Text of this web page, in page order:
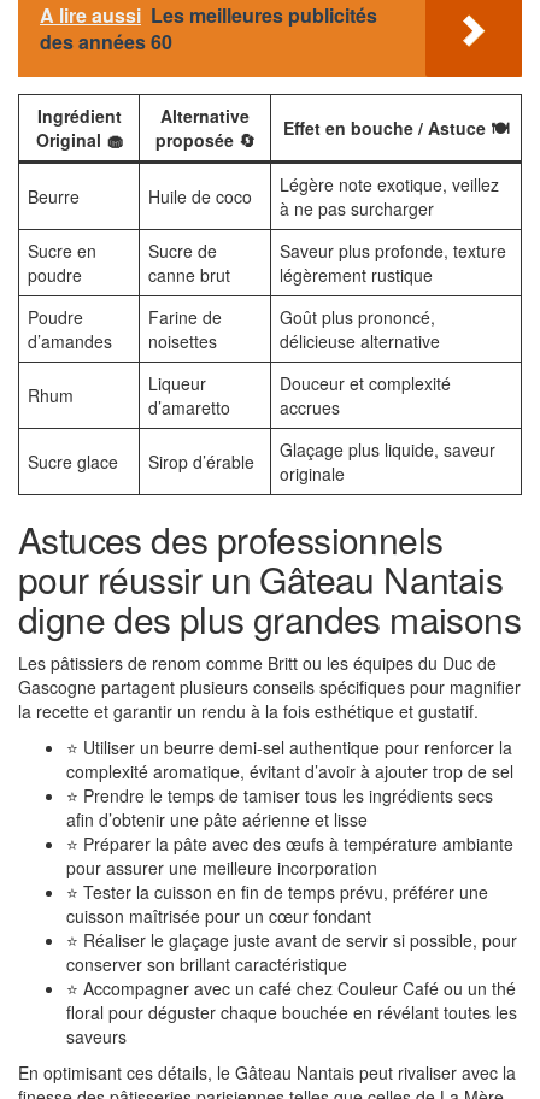
A lire aussi Les meilleures publicités
des années 60
Ingrédient
Original 🧁
Alternative
proposée 🔄
Effet en bouche / Astuce 🍽️
Beurre Huile de coco
Légère note exotique, veillez
à ne pas surcharger
Sucre en
poudre
Sucre de
canne brut
Saveur plus profonde, texture
légèrement rustique
Poudre
d’amandes
Farine de
noisettes
Goût plus prononcé,
délicieuse alternative
Rhum
Liqueur
d’amaretto
Douceur et complexité
accrues
Sucre glace Sirop d’érable
Glaçage plus liquide, saveur
originale
Astuces des professionnels
pour réussir un Gâteau Nantais
digne des plus grandes maisons
Les pâtissiers de renom comme Britt ou les équipes du Duc de
Gascogne partagent plusieurs conseils spécifiques pour magnifier
la recette et garantir un rendu à la fois esthétique et gustatif.
⭐ Utiliser un beurre demi-sel authentique pour renforcer la
complexité aromatique, évitant d’avoir à ajouter trop de sel
⭐ Prendre le temps de tamiser tous les ingrédients secs
afin d’obtenir une pâte aérienne et lisse
⭐ Préparer la pâte avec des œufs à température ambiante
pour assurer une meilleure incorporation
⭐ Tester la cuisson en fin de temps prévu, préférer une
cuisson maîtrisée pour un cœur fondant
⭐ Réaliser le glaçage juste avant de servir si possible, pour
conserver son brillant caractéristique
⭐ Accompagner avec un café chez Couleur Café ou un thé
floral pour déguster chaque bouchée en révélant toutes les
saveurs
En optimisant ces détails, le Gâteau Nantais peut rivaliser avec la